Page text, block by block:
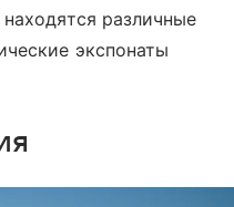
различные
экспонаты